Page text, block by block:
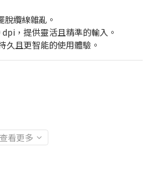
脫纜線雜亂。
，提供靈活且精準的輸入。
久且更智能的使用體驗。
查看更多